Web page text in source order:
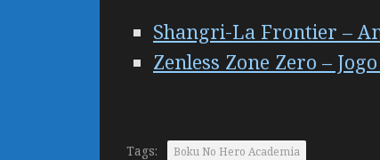
Shangri-La Frontier –
Zenless Zone Zero –
Tags: Boku No Hero Academia